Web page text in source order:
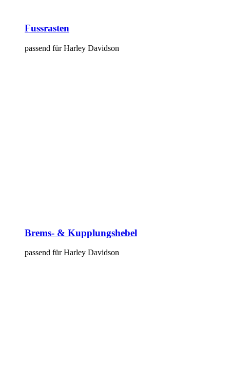
Fussrasten
passend für Harley Davidson
Brems- & Kupplungshebel
passend für Harley Davidson